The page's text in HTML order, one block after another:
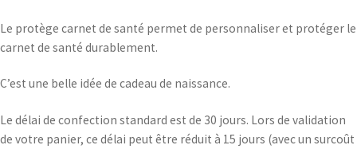
Le protège carnet de santé permet de personnaliser et protéger le
carnet de santé durablement.
C’est une belle idée de cadeau de naissance.
Le délai de confection standard est de 30 jours. Lors de validation
de votre panier, ce délai peut être réduit à 15 jours (avec un surcoût